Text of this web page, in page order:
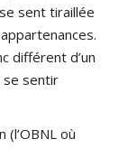
sent tiraillée
différent d’un
se sentir
(l’OBNL où